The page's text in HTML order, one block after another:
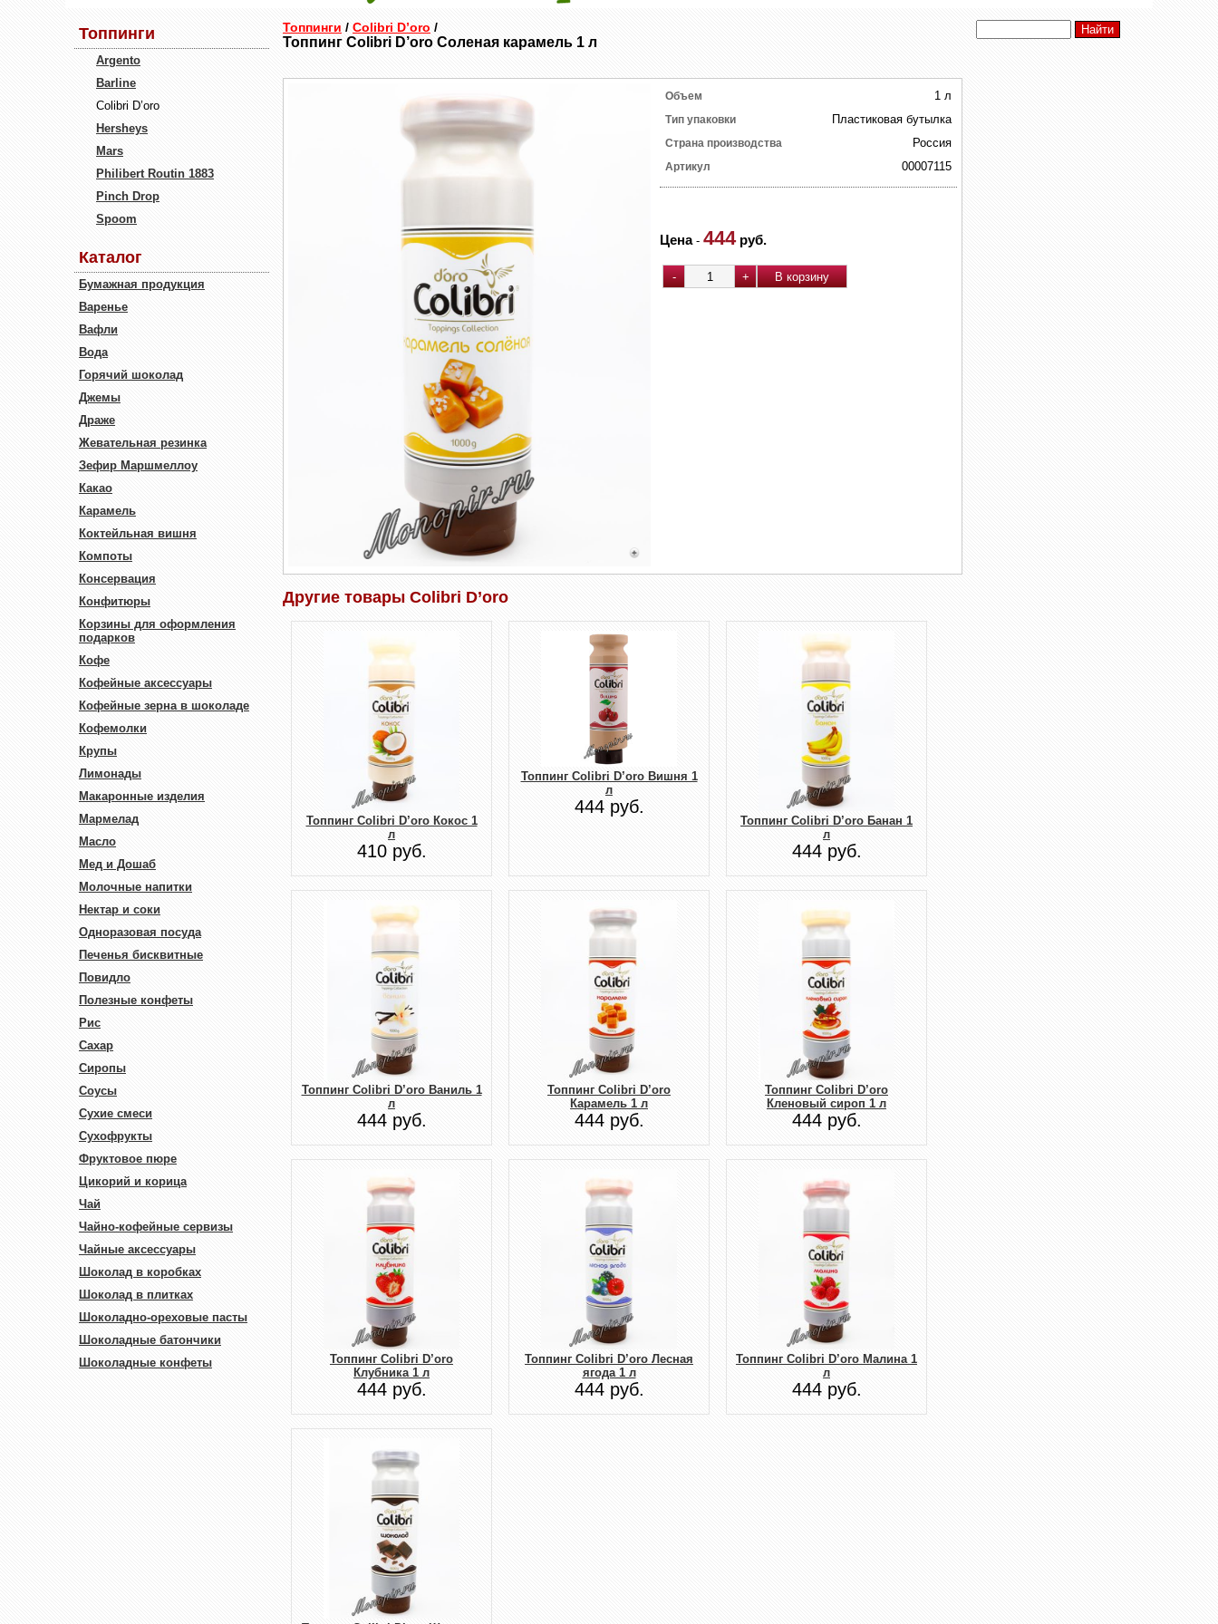
Топпинги
Argento
Barline
Colibri D’oro
Hersheys
Mars
Philibert Routin 1883
Pinch Drop
Spoom
Каталог
Бумажная продукция
Варенье
Вафли
Вода
Горячий шоколад
Джемы
Драже
Жевательная резинка
Зефир Маршмеллоу
Какао
Карамель
Коктейльная вишня
Компоты
Консервация
Конфитюры
Корзины для оформления
подарков
Кофе
Кофейные аксессуары
Кофейные зерна в шоколаде
Кофемолки
Крупы
Лимонады
Макаронные изделия
Мармелад
Масло
Мед и Дошаб
Молочные напитки
Нектар и соки
Одноразовая посуда
Печенья бисквитные
Повидло
Полезные конфеты
Рис
Сахар
Сиропы
Соусы
Сухие смеси
Сухофрукты
Фруктовое пюре
Цикорий и корица
Чай
Чайно-кофейные сервизы
Чайные аксессуары
Шоколад в коробках
Шоколад в плитках
Шоколадно-ореховые пасты
Шоколадные батончики
Шоколадные конфеты
Топпинги / Colibri D’oro /
Топпинг Colibri D’oro Соленая карамель 1 л
Объем 1 л
Тип упаковки Пластиковая бутылка
Страна производства Россия
Артикул 00007115
Цена- 444 руб.
Другие товары Colibri D’oro
Топпинг Colibri D’oro Кокос 1
л
410 руб.
Топпинг Colibri D’oro Вишня 1
л
444 руб.
Топпинг Colibri D’oro Банан 1
л
444 руб.
Топпинг Colibri D’oro Ваниль 1
л
444 руб.
Топпинг Colibri D’oro
Карамель 1 л
444 руб.
Топпинг Colibri D’oro
Кленовый сироп 1 л
444 руб.
Топпинг Colibri D’oro
Клубника 1 л
444 руб.
Топпинг Colibri D’oro Лесная
ягода 1 л
444 руб.
Топпинг Colibri D’oro Малина 1
л
444 руб.